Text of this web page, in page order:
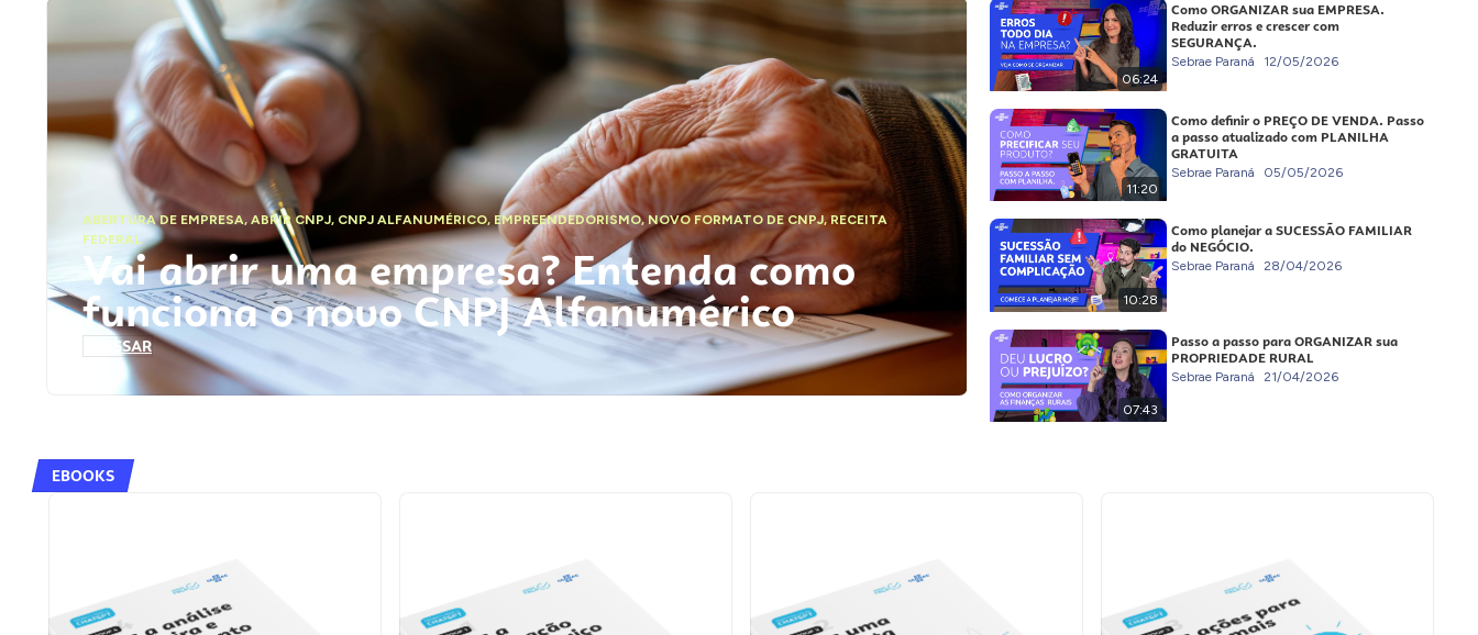
ABERTURA DE EMPRESA,ABRIR CNPJ, CNPJ ALFANUMÉRICO, EMPREENDEDORISMO,NOVO FORMATO DE CNPJ,RECEITA
FEDERAL
Vai abrir uma empresa? Entenda como
funciona o novo CNPJ Alfanumérico
ACESSAR
06:24
Como ORGANIZAR sua EMPRESA.
Reduzir erros e crescer com
SEGURANÇA.
Sebrae Paraná 12/05/2026
11:20
Como definir o PREÇO DE VENDA. Passo
a passo atualizado com PLANILHA
GRATUITA
Sebrae Paraná 05/05/2026
10:28
Como planejar a SUCESSÃO FAMILIAR
do NEGÓCIO.
Sebrae Paraná 28/04/2026
07:43
Passo a passo para ORGANIZAR sua
PROPRIEDADE RURAL
Sebrae Paraná 21/04/2026
EBOOKS